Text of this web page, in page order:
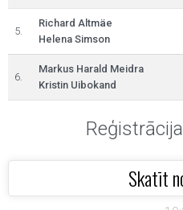
5.
Richard Altmäe
Helena Simson
6.
Markus Harald Meidra
Kristin Uibokand
Skatīt